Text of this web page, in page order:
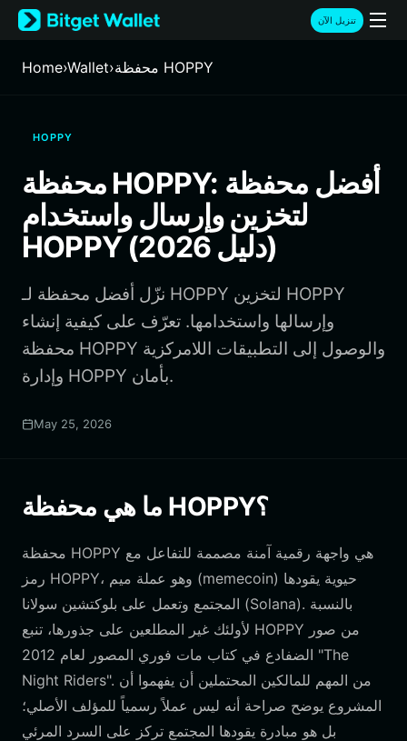
English
日本語
Русский
Italiano
Deutsch
简体中文
繁體中文
Português (Portugal)
ภาษาไทย
हिन्दी
Español
Português (Brasil)
تنزيل الآن
Home›Wallet› محفظة HOPPY
HOPPY
محفظة HOPPY: أفضل محفظة
لتخزين وإرسال واستخدام
HOPPY (دليل 2026)
نزّل أفضل محفظة لـ HOPPY لتخزين HOPPY
وإرسالها واستخدامها. تعرّف على كيفية إنشاء
محفظة HOPPY والوصول إلى التطبيقات اللامركزية
وإدارة HOPPY بأمان.
May 25, 2026
ما هي محفظة HOPPY؟
محفظة HOPPY هي واجهة رقمية آمنة مصممة للتفاعل مع
رمز HOPPY، وهو عملة ميم (memecoin) حيوية يقودها
المجتمع وتعمل على بلوكتشين سولانا (Solana). بالنسبة
لأولئك غير المطلعين على جذورها، تنبع HOPPY من صور
الضفادع في كتاب مات فوري المصور لعام 2012 "The
Night Riders". من المهم للمالكين المحتملين أن يفهموا أن
المشروع يوضح صراحة أنه ليس عملاً رسمياً للمؤلف الأصلي؛
بل هو مبادرة يقودها المجتمع تركز على السرد المرئي